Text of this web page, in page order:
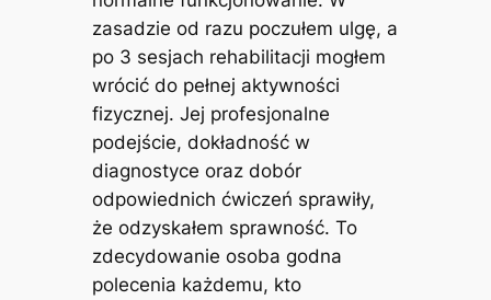
zasadzie od razu poczułem ulgę, a
po 3 sesjach rehabilitacji mogłem
wrócić do pełnej aktywności
fizycznej. Jej profesjonalne
podejście, dokładność w
diagnostyce oraz dobór
odpowiednich ćwiczeń sprawiły,
że odzyskałem sprawność. To
zdecydowanie osoba godna
polecenia każdemu, kto